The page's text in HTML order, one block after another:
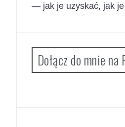
— jak je uzyskać, jak
Dołącz do mnie na